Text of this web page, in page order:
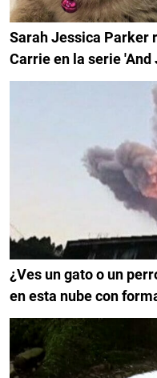
Sarah Jessica Parker
Carrie en la serie
¿Ves un gato o un
en esta nube con